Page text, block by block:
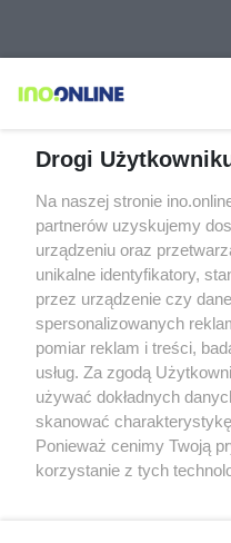
Drogi
Na naszej stronie
partnerów uzyskujemy
urządzeniu oraz
unikalne identyfikatory,
przez urządzenie czy
spersonalizowanych
pomiar reklam i treści,
usług. Za zgodą
używać dokładnych
skanować
Ponieważ cenimy Twoją
korzystanie z tych